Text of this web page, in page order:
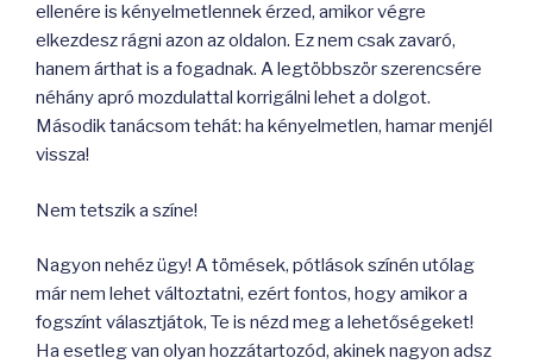
ellenére is kényelmetlennek érzed, amikor végre
elkezdesz rágni azon az oldalon. Ez nem csak zavaró,
hanem árthat is a fogadnak. A legtöbbször szerencsére
néhány apró mozdulattal korrigálni lehet a dolgot.
Második tanácsom tehát: ha kényelmetlen, hamar menjél
vissza!
Nem tetszik a színe!
Nagyon nehéz ügy! A tömések, pótlások színén utólag
már nem lehet változtatni, ezért fontos, hogy amikor a
fogszínt választjátok, Te is nézd meg a lehetőségeket!
Ha esetleg van olyan hozzátartozód, akinek nagyon adsz